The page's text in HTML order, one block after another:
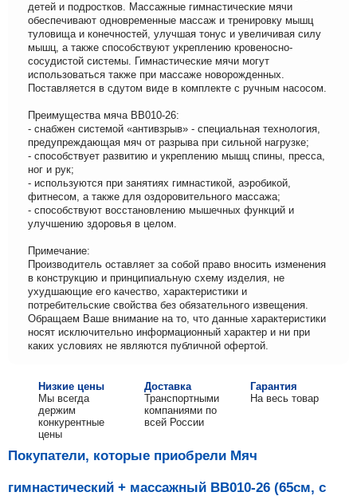
детей и подростков. Массажные гимнастические мячи
обеспечивают одновременные массаж и тренировку мышц
туловища и конечностей, улучшая тонус и увеличивая силу
мышц, а также способствуют укреплению кровеносно-
сосудистой системы. Гимнастические мячи могут
использоваться также при массаже новорожденных.
Поставляется в сдутом виде в комплекте с ручным насосом.
Преимущества мяча BB010-26:
- cнабжен системой «антивзрыв» - специальная технология,
предупреждающая мяч от разрыва при сильной нагрузке;
- способствует развитию и укреплению мышц спины, пресса,
ног и рук;
- используются при занятиях гимнастикой, аэробикой,
фитнесом, а также для оздоровительного массажа;
- способствуют восстановлению мышечных функций и
улучшению здоровья в целом.
Примечание:
Производитель оставляет за собой право вносить изменения
в конструкцию и принципиальную схему изделия, не
ухудшающие его качество, характеристики и
потребительские свойства без обязательного извещения.
Обращаем Ваше внимание на то, что данные характеристики
носят исключительно информационный характер и ни при
каких условиях не являются публичной офертой.
Низкие цены
Мы всегда
держим
конкурентные
цены
Доставка
Транспортными
компаниями по
всей России
Гарантия
На весь товар
Покупатели, которые приобрели Мяч
гимнастический + массажный BB010-26 (65см, с